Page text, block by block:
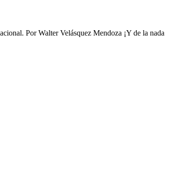
Por Walter Velásquez Mendoza ¡Y de la nada